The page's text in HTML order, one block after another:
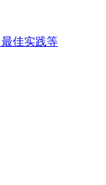
佳实践等